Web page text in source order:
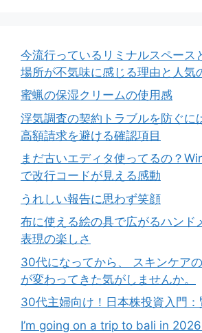
今流行っているリミナルスペース
場所が不気味に感じる理由と人気
蜜蝋の保湿クリームの使用感
浮気調査の契約トラブルを防ぐに
高額請求を避ける確認項目
まだ古いエディタ使ってるの？
で改行コードが見える感動
うれしい報告に思わず笑顔
布に使える絵の具で広がるハンド
表現の楽しさ
30代になってから、 スキンケア
が変わってきた気がしませんか。
30代主婦向け！日本株投資入門
I’m going on a trip to bali in